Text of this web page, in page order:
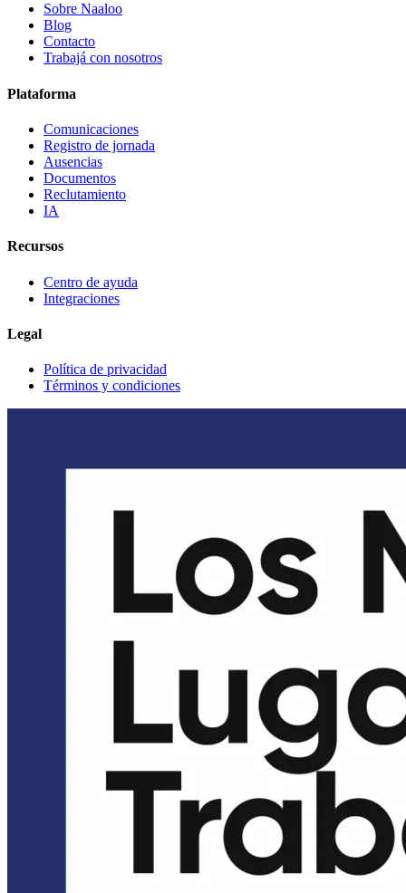
Sobre Naaloo
Blog
Contacto
Trabajá con nosotros
Plataforma
Comunicaciones
Registro de jornada
Ausencias
Documentos
Reclutamiento
IA
Recursos
Centro de ayuda
Integraciones
Legal
Política de privacidad
Términos y condiciones